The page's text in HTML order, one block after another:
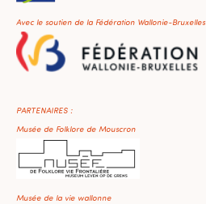
Avec le soutien de la Fédération Wallonie-Bruxelles
PARTENAIRES :
Musée de Folklore de Mouscron
Musée de la vie wallonne